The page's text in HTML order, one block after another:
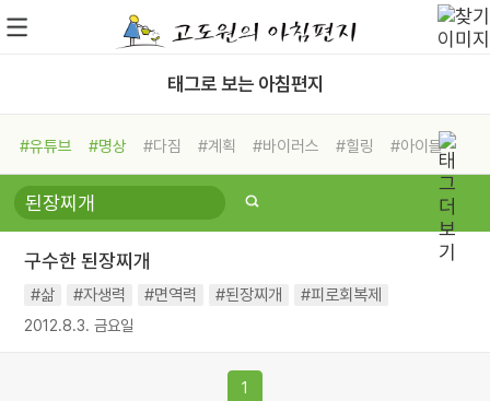
태그로 보는 아침편지
#유튜브 #명상 #다짐 #계획 #바이러스 #힐링
#아이들
#비전캠프
#독서캠프 #삶
#희망
#나눔 #친구 #링컨학교
#독서
#건강 #면역력
구수한 된장찌개
#삶 #자생력 #면역력 #된장찌개 #피로회복제
2012.8.3. 금요일
1